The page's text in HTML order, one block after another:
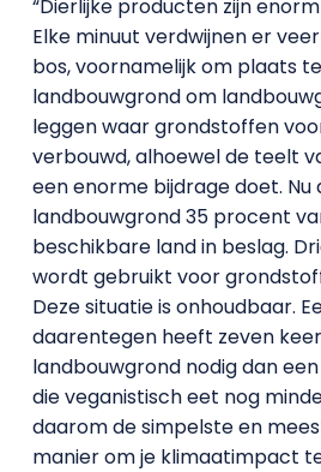
“Dierlijke producten zijn
Elke minuut verdwijnen er
bos, voornamelijk om plaats
landbouwgrond om
leggen waar grondstoffen
verbouwd, alhoewel de teelt
een enorme bijdrage doet. Nu
landbouwgrond 35 procent
beschikbare land in beslag.
wordt gebruikt voor
Deze situatie is onhoudbaar.
daarentegen heeft zeven
landbouwgrond nodig dan
die veganistisch eet nog
daarom de simpelste en
manier om je klimaatimpact